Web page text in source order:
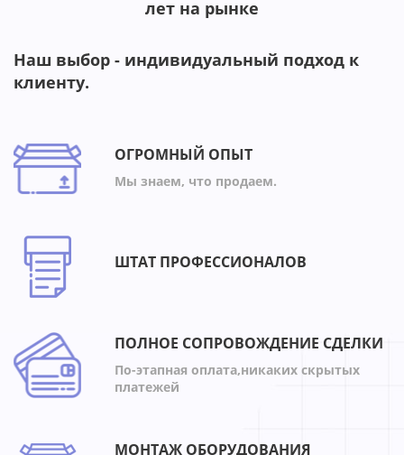
лет на рынке
Наш выбор - индивидуальный подход к
клиенту.
ОГРОМНЫЙ ОПЫТ
Мы знаем, что продаем.
ШТАТ ПРОФЕССИОНАЛОВ
ПОЛНОЕ СОПРОВОЖДЕНИЕ СДЕЛКИ
По-этапная оплата,никаких скрытых
платежей
МОНТАЖ ОБОРУДОВАНИЯ